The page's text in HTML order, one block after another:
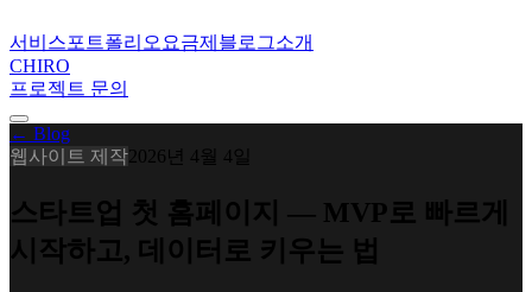
서비스포트폴리오 요금제 블로그소개
CHIRO
프로젝트 문의
← Blog
웹사이트 제작 2026년 4월 4일
스타트업 첫 홈페이지 — MVP로 빠르게
시작하고, 데이터로 키우는 법